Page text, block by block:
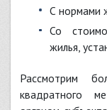
с
со стоимостью одного квадратного метра
жилья,
Рассмотрим
квадратного